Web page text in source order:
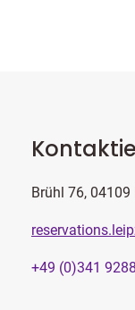
Brühl 76,
+49 (0)341